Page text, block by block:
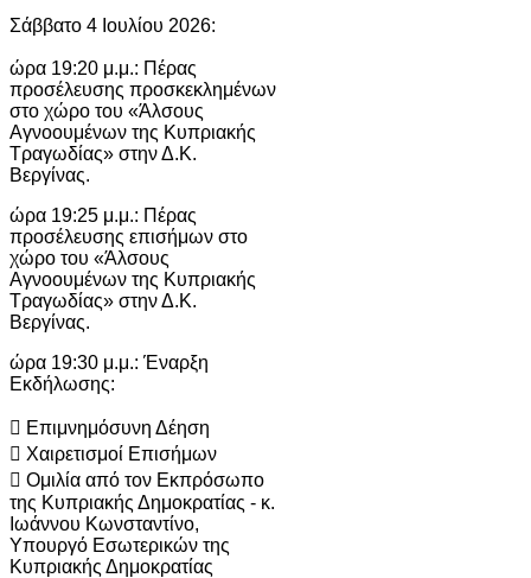
Σάββατο 4 Ιουλίου 2026:
ώρα 19:20 μ.μ.: Πέρας
προσέλευσης προσκεκλημένων
στο χώρο του «Άλσους
Αγνοουμένων της Κυπριακής
Τραγωδίας» στην Δ.Κ.
Βεργίνας.
ώρα 19:25 μ.μ.: Πέρας
προσέλευσης επισήμων στο
χώρο του «Άλσους
Αγνοουμένων της Κυπριακής
Τραγωδίας» στην Δ.Κ.
Βεργίνας.
ώρα 19:30 μ.μ.: Έναρξη
Εκδήλωσης:
 Επιμνημόσυνη Δέηση
 Χαιρετισμοί Επισήμων
 Ομιλία από τον Εκπρόσωπο
της Κυπριακής Δημοκρατίας - κ.
Ιωάννου Κωνσταντίνο,
Υπουργό Εσωτερικών της
Κυπριακής Δημοκρατίας